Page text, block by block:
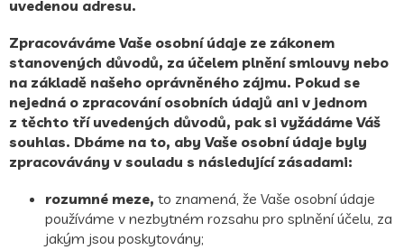
uvedenou adresu.
Zpracováváme Vaše osobní údaje ze zákonem
stanovených důvodů, za účelem plnění smlouvy nebo
na základě našeho oprávněného zájmu. Pokud se
nejedná o zpracování osobních údajů ani v jednom
z těchto tří uvedených důvodů, pak si vyžádáme Váš
souhlas. Dbáme na to, aby Vaše osobní údaje byly
zpracovávány v souladu s následující zásadami:
rozumné meze, to znamená, že Vaše osobní údaje
používáme v nezbytném rozsahu pro splnění účelu, za
jakým jsou poskytovány;